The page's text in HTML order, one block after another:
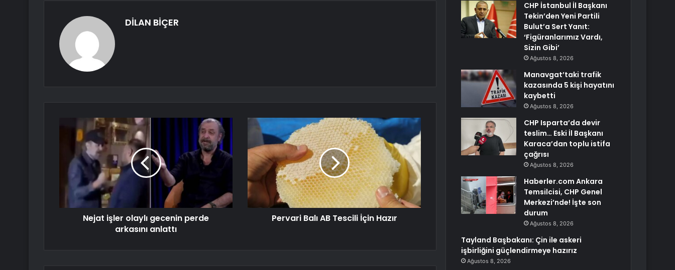
DİLAN BİÇER
Nejat işler olaylı gecenin perde
arkasını anlattı
Pervari Balı AB Tescili İçin Hazır
CHP İstanbul İl Başkanı
Tekin’den Yeni Partili
Bulut’a Sert Yanıt:
‘Figüranlarımız Vardı,
Sizin Gibi’
Ağustos 8, 2026
Manavgat’taki trafik
kazasında 5 kişi hayatını
kaybetti
Ağustos 8, 2026
CHP Isparta’da devir
teslim… Eski İl Başkanı
Karaca’dan toplu istifa
çağrısı
Ağustos 8, 2026
Haberler.com Ankara
Temsilcisi, CHP Genel
Merkezi’nde! İşte son
durum
Ağustos 8, 2026
Tayland Başbakanı: Çin ile askeri
işbirliğini güçlendirmeye hazırız
Ağustos 8, 2026